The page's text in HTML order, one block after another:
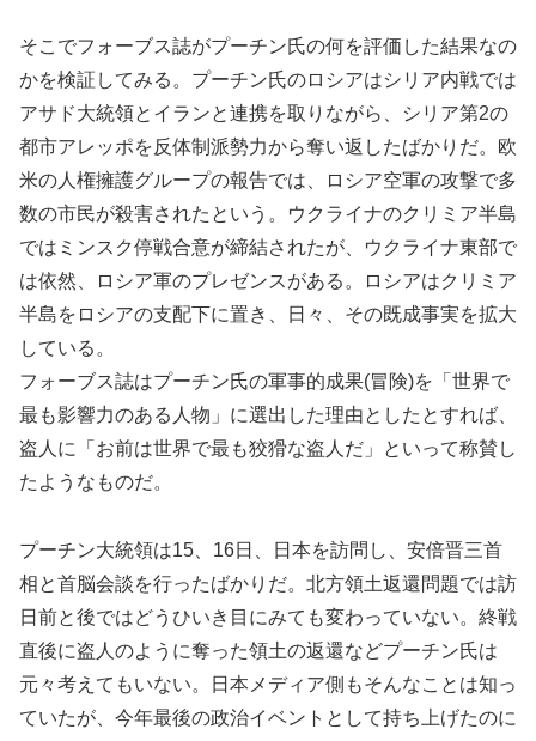
そこでフォーブス誌がプーチン氏の何を評価した結果なの
かを検証してみる。プーチン氏のロシアはシリア内戦では
アサド大統領とイランと連携を取りながら、シリア第2の
都市アレッポを反体制派勢力から奪い返したばかりだ。欧
米の人権擁護グループの報告では、ロシア空軍の攻撃で多
数の市民が殺害されたという。ウクライナのクリミア半島
ではミンスク停戦合意が締結されたが、ウクライナ東部で
は依然、ロシア軍のプレゼンスがある。ロシアはクリミア
半島をロシアの支配下に置き、日々、その既成事実を拡大
している。
フォーブス誌はプーチン氏の軍事的成果(冒険)を「世界で
最も影響力のある人物」に選出した理由としたとすれば、
盗人に「お前は世界で最も狡猾な盗人だ」といって称賛し
たようなものだ。
プーチン大統領は15、16日、日本を訪問し、安倍晋三首
相と首脳会談を行ったばかりだ。北方領土返還問題では訪
日前と後ではどうひいき目にみても変わっていない。終戦
直後に盗人のように奪った領土の返還などプーチン氏は
元々考えてもいない。日本メディア側もそんなことは知っ
ていたが、今年最後の政治イベントとして持ち上げたのに